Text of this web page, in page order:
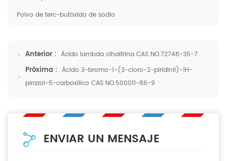
Polvo de terc-butóxido de sodio
Anterior : Ácido lambda cihaltrina CAS NO.72748-35-7
Próxima : Ácido 3-bromo-1-(3-cloro-2-piridinil)-1H-
pirazol-5-carboxílico CAS NO.500011-86-9
ENVIAR UN MENSAJE